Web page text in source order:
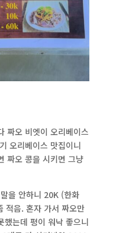
짜오 비엣이 오리베이스
오리베이스 맛집이니
짜오 콩을 시키면 그냥
을 안하니 20K (한화
적음. 혼자 가서 짜오만
했는데 평이 워낙 좋으니